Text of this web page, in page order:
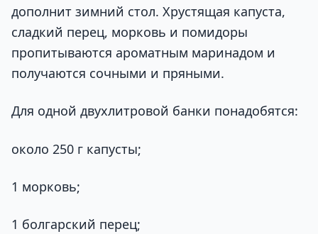
дополнит зимний стол. Хрустящая капуста,
сладкий перец, морковь и помидоры
пропитываются ароматным маринадом и
получаются сочными и пряными.
Для одной двухлитровой банки понадобятся:
около 250 г капусты;
1 морковь;
1 болгарский перец;